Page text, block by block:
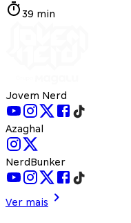
39 min
Jovem Nerd
Azaghal
NerdBunker
Ver mais